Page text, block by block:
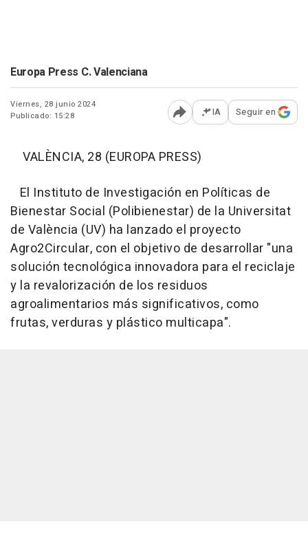
Europa Press C. Valenciana
Viernes, 28 junio 2024
Publicado: 15:28
Abrir opciones para
IA Seguir en
VALÈNCIA, 28 (EUROPA PRESS)
El Instituto de Investigación en Políticas de
Bienestar Social (Polibienestar) de la Universitat
de València (UV) ha lanzado el proyecto
Agro2Circular, con el objetivo de desarrollar "una
solución tecnológica innovadora para el reciclaje
y la revalorización de los residuos
agroalimentarios más significativos, como
frutas, verduras y plástico multicapa".